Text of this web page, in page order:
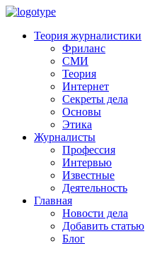
Теория журналистики
Фриланс
СМИ
Теория
Интернет
Секреты дела
Основы
Этика
Журналисты
Профессия
Интервью
Известные
Деятельность
Главная
Новости дела
Добавить статью
Блог